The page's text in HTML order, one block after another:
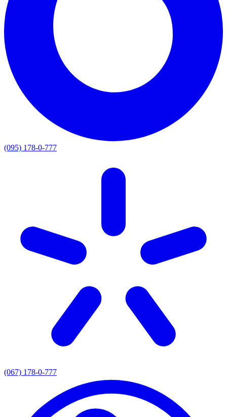
(095) 178-0-777
(067) 178-0-777